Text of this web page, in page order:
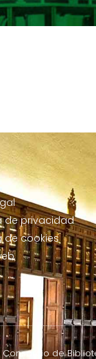
de privacidad
de cookies
Consorcio de